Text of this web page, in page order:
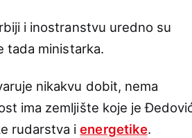
i inostranstvu uredno su
tada ministarka.
nikakvu dobit, nema
ima zemljište koje je
rudarstva ienergetike.